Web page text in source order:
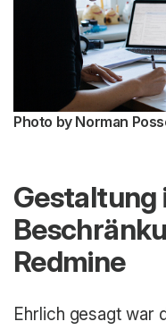
Photo by Norman
Gestaltung
Redmine
Ehrlich gesagt war